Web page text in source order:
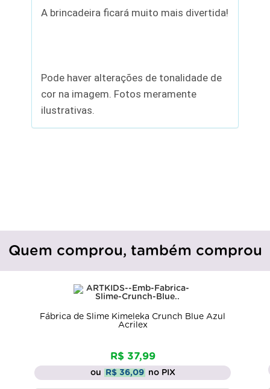
A brincadeira ficará muito mais divertida!
Pode haver alterações de tonalidade de
cor na imagem. Fotos meramente
ilustrativas.
Quem comprou, também comprou
Fábrica de Slime Kimeleka Crunch Blue Azul
Acrilex
R$ 37,99
ou R$ 36,09 no PIX